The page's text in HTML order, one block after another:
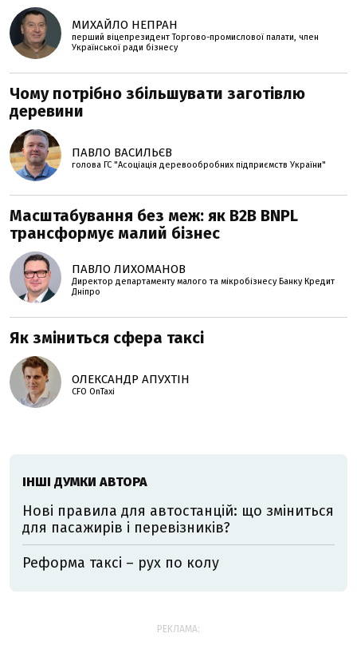
МИХАЙЛО НЕПРАН
перший віцепрезидент Торгово-промислової палати, член
Української ради бізнесу
Чому потрібно збільшувати заготівлю
деревини
ПАВЛО ВАСИЛЬЄВ
голова ГС "Асоціація деревообробних підприємств України"
Масштабування без меж: як B2B BNPL
трансформує малий бізнес
ПАВЛО ЛИХОМАНОВ
Директор департаменту малого та мікробізнесу Банку Кредит
Дніпро
Як зміниться сфера таксі
ОЛЕКСАНДР АПУХТІН
CFO OnTaxi
ІНШІ ДУМКИ АВТОРА
Нові правила для автостанцій: що зміниться
для пасажирів і перевізників?
Реформа таксі – рух по колу
РЕКЛАМА: